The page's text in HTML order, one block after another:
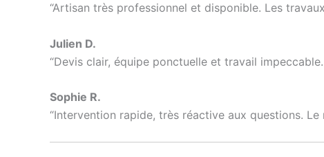
“Artisan très professionnel et disponible. Les
Julien D.
“Devis clair, équipe ponctuelle et travail
Sophie R.
“Intervention rapide, très réactive aux questions.